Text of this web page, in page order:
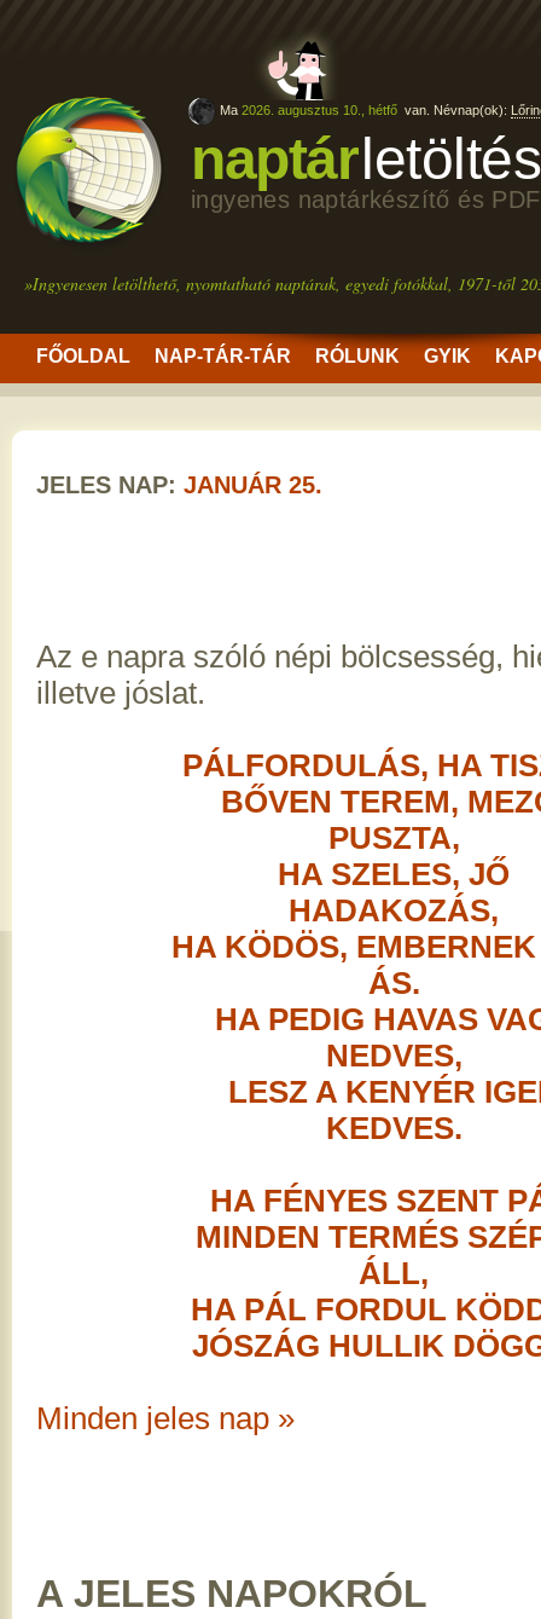
naptárletöltés
ingyenes naptárkészítő és
»Ingyenesen letölthető, nyomtatható naptárak, egyedi fotókkal, 1971-től
FŐOLDAL NAP-TÁR-TÁR RÓLUNK GYIK
Ma 2026. augusztus 10., hétfő van. Névnap(ok):
JELES NAP: JANUÁR 25.
Az e napra szóló népi bölcsesség,
illetve jóslat.
PÁLFORDULÁS, HA
BŐVEN TEREM,
PUSZTA,
HA SZELES, JŐ
HADAKOZÁS,
HA KÖDÖS,
ÁS.
HA PEDIG HAVAS
NEDVES,
LESZ A KENYÉR
KEDVES.
HA FÉNYES SZENT
MINDEN TERMÉS
ÁLL,
HA PÁL FORDUL
JÓSZÁG HULLIK
Minden jeles nap »
A JELES NAPOKRÓL